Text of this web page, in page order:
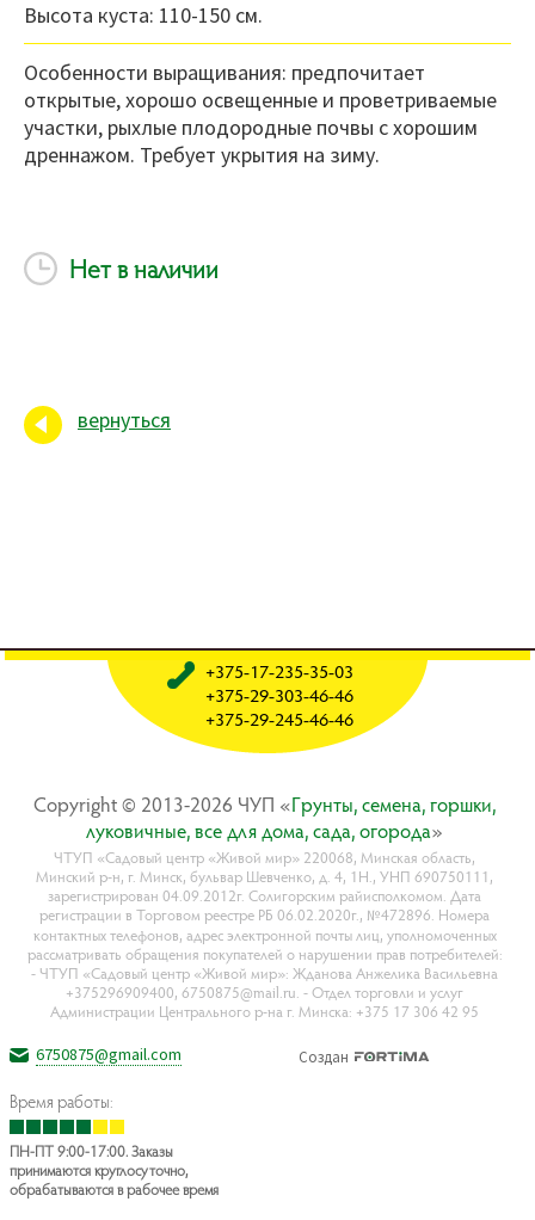
Высота куста: 110-150 см.
Особенности выращивания: предпочитает
открытые, хорошо освещенные и проветриваемые
участки, рыхлые плодородные почвы с хорошим
дреннажом. Требует укрытия на зиму.
Нет в наличии
вернуться
Copyright © 2013-2026 ЧУП «Гpyнты, ceмeнa, гopшки,
лyкoвичныe, вce для дoмa, caдa, oгopoдa»
ЧТУП «Садовый центр «Живой мир» 220068, Минская область,
Минский р-н, г. Минск, бульвар Шевченко, д. 4, 1Н., УНП 690750111,
зарегистрирован 04.09.2012г. Солигорским райисполкомом. Дата
регистрации в Торговом реестре РБ 06.02.2020г., №472896. Номера
контактных телефонов, адрес электронной почты лиц, уполномоченных
рассматривать обращения покупателей о нарушении прав потребителей:
- ЧТУП «Садовый центр «Живой мир»: Жданова Анжелика Васильевна
+375296909400, 6750875@mail.ru. - Отдел торговли и услуг
Администрации Центрального р-на г. Минска: +375 17 306 42 95
+375-17-235-35-03
+375-29-303-46-46
+375-29-245-46-46
6750875@gmail.com
Время работы:
ПН-ПТ 9:00-17:00. Заказы
принимаются круглосуточно,
обрабатываются в рабочее время
Создан